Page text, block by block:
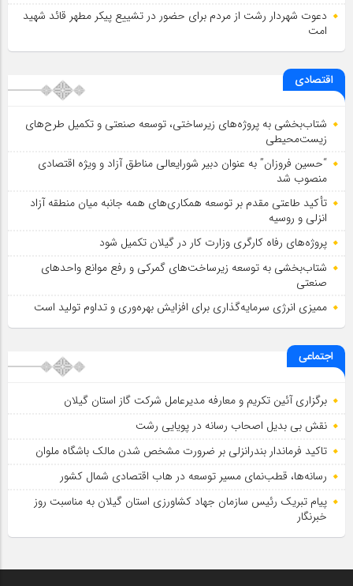
دعوت شهردار رشت از مردم برای حضور در تشییع پیکر مطهر قائد شهید
امت
اقتصادی
شتاب‌بخشی به پروژه‌های زیرساختی، توسعه صنعتی و تکمیل طرح‌های
زیست‌محیطی
“حسین فروزان” به عنوان دبیر شورایعالی مناطق آزاد و ویژه اقتصادی
منصوب شد
تأكید طاعتی مقدم بر توسعه همكاری‌های همه جانبه میان منطقه آزاد
انزلی و روسیه
پروژه‌های رفاه کارگری وزارت کار در گیلان تکمیل شود
شتاب‌بخشی به توسعه زیرساخت‌های گمركی و رفع موانع واحدهای
صنعتی
ممیزی انرژی سرمایه‌گذاری برای افزایش بهره‌وری و تداوم تولید است
اجتماعی
برگزاری آئین تکریم و معارفه مدیرعامل شرکت گاز استان گیلان
نقش بی بدیل اصحاب رسانه در پویایی رشت
تاکید فرماندار بندرانزلی بر ضرورت مشخص شدن مالک باشگاه ملوان
رسانه‌ها، قطب‌نمای مسیر توسعه در هاب اقتصادی شمال كشور
پیام تبریک رئیس سازمان جهاد کشاورزی استان گیلان به‌ مناسبت روز
خبرنگار